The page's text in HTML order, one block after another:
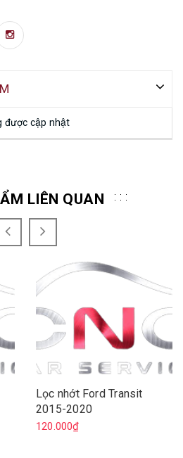
được cập nhật
LIÊN QUAN
Lọc nhớt Ford Transit
2015-2020
120.000₫